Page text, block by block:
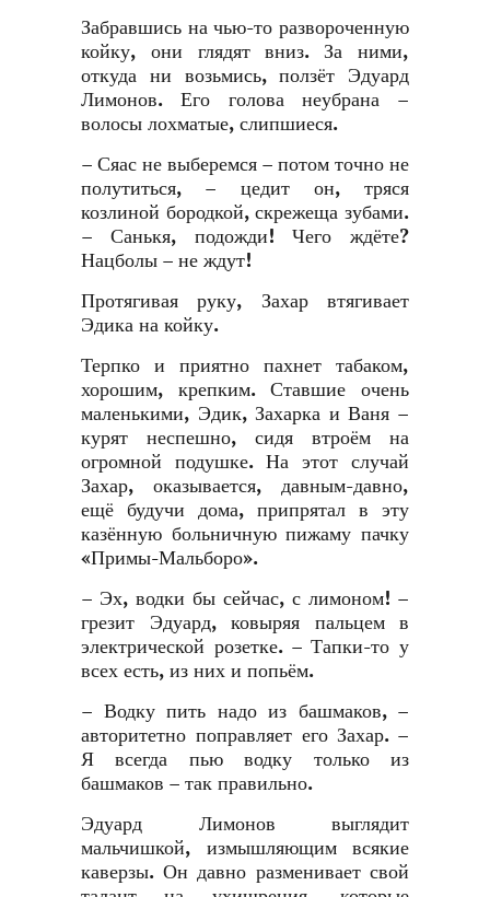
Забравшись на чью-то развороченную
койку, они глядят вниз. За ними,
откуда ни возьмись, ползёт Эдуард
Лимонов. Его голова неубрана –
волосы лохматые, слипшиеся.
– Сяас не выберемся – потом точно не
полутиться, – цедит он, тряся
козлиной бородкой, скрежеща зубами.
– Санькя, подожди! Чего ждёте?
Нацболы – не ждут!
Протягивая руку, Захар втягивает
Эдика на койку.
Терпко и приятно пахнет табаком,
хорошим, крепким. Ставшие очень
маленькими, Эдик, Захарка и Ваня –
курят неспешно, сидя втроём на
огромной подушке. На этот случай
Захар, оказывается, давным-давно,
ещё будучи дома, припрятал в эту
казённую больничную пижаму пачку
«Примы-Мальборо».
– Эх, водки бы сейчас, с лимоном! –
грезит Эдуард, ковыряя пальцем в
электрической розетке. – Тапки-то у
всех есть, из них и попьём.
– Водку пить надо из башмаков, –
авторитетно поправляет его Захар. –
Я всегда пью водку только из
башмаков – так правильно.
Эдуард Лимонов выглядит
мальчишкой, измышляющим всякие
каверзы. Он давно разменивает свой